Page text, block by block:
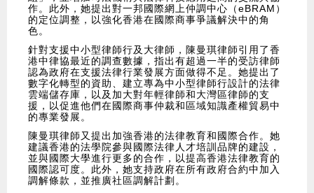
作。此外，她提出對一邦國際網上仲調中心（eBRAM）
的定位調整，以強化香港在國際商事爭議解決中的角
色。
針對支援中小型律師行及大律師，陳曼琪律師引用了香
港中律協最近的調查數據，指出有超過一半的受訪律師
認為政府在支援法律行業發展方面做得不足。她提出了
數字化轉型的資助、建立專為中小型律師行設計的法律
雲端儲存庫，以及加大對年輕律師和大灣區律師的支
援，以促進他們在國際商事仲裁和區域知識產權貿易中
的專業發展。
陳曼琪律師又提出加強香港的法律教育和國際合作。她
建議香港的法學院參與國際法律人才培訓品牌的建設，
並與國際大學進行更多的合作，以提高香港法律教育的
國際認可度。此外，她支持政府在所有政府合約中加入
調解條款，並推廣社區調解計劃。